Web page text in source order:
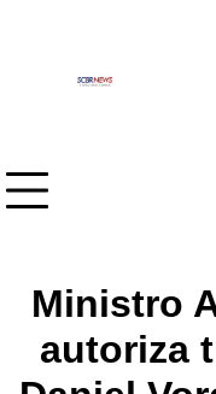
Ministro
autoriza